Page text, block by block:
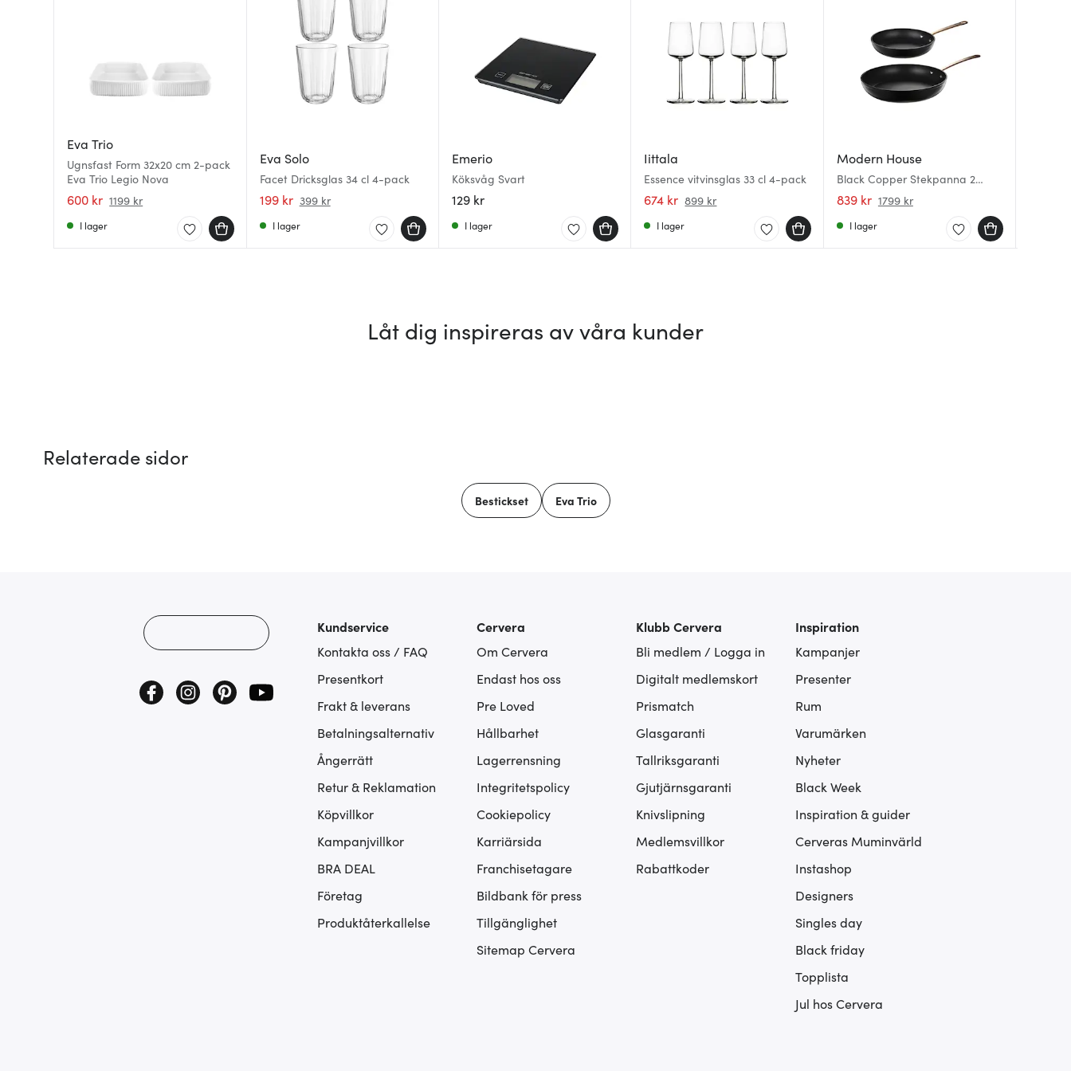
Eva Trio
Ugnsfast Form 32x20 cm 2-pack
Eva Trio Legio Nova
600 kr 1199 kr
I lager
Eva Solo
Facet Dricksglas 34 cl 4-pack
199 kr 399 kr
I lager
Emerio
Köksvåg Svart
129 kr
I lager
Iittala
Essence vitvinsglas 33 cl 4-pack
674 kr 899 kr
I lager
Modern House
Black Copper Stekpanna 2
delar 20+28 cm Svart/Koppar
839 kr 1799 kr
I lager
Låt dig inspireras av våra kunder
Relaterade sidor
Bestickset Eva Trio
Kundservice
Kontakta oss / FAQ
Presentkort
Frakt & leverans
Betalningsalternativ
Ångerrätt
Retur & Reklamation
Köpvillkor
Kampanjvillkor
BRA DEAL
Företag
Produktåterkallelse
Cervera
Om Cervera
Endast hos oss
Pre Loved
Hållbarhet
Lagerrensning
Integritetspolicy
Cookiepolicy
Karriärsida
Franchisetagare
Bildbank för press
Tillgänglighet
Sitemap Cervera
Klubb Cervera
Bli medlem / Logga in
Digitalt medlemskort
Prismatch
Glasgaranti
Tallriksgaranti
Gjutjärnsgaranti
Knivslipning
Medlemsvillkor
Rabattkoder
Inspiration
Kampanjer
Presenter
Rum
Varumärken
Nyheter
Black Week
Inspiration & guider
Cerveras Muminvärld
Instashop
Designers
Singles day
Black friday
Topplista
Jul hos Cervera